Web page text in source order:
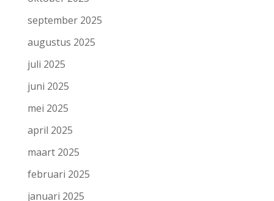
september 2025
augustus 2025
juli 2025
juni 2025
mei 2025
april 2025
maart 2025
februari 2025
januari 2025